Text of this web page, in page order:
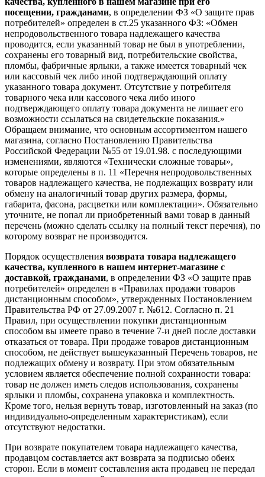
посещении, гражданами, в определении ФЗ «О защите прав
потребителей» определен в ст.25 указанного ФЗ: «Обмен
непродовольственного товара надлежащего качества
проводится, если указанный товар не был в употреблении,
сохранены его товарный вид, потребительские свойства,
пломбы, фабричные ярлыки, а также имеется товарный чек
или кассовый чек либо иной подтверждающий оплату
указанного товара документ. Отсутствие у потребителя
товарного чека или кассового чека либо иного
подтверждающего оплату товара документа не лишает его
возможности ссылаться на свидетельские показания.»
Обращаем внимание, что основным ассортиментом нашего
магазина, согласно Постановлению Правительства
Российской Федерации №55 от 19.01.98. с последующими
изменениями, являются «Технически сложные товары»,
которые определены в п. 11 «Перечня непродовольственных
товаров надлежащего качества, не подлежащих возврату или
обмену на аналогичный товар других размера, формы,
габарита, фасона, расцветки или комплектации». Обязательно
уточните, не попал ли приобретенный вами товар в данный
перечень (можно сделать ссылку на полный текст перечня), по
которому возврат не производится.
Порядок осуществления возврата товара надлежащего
качества, купленного в нашем интернет-магазине с
доставкой, гражданами, в определении ФЗ «О защите прав
потребителей» определен в «Правилах продажи товаров
дистанционным способом», утвержденных Постановлением
Правительства РФ от 27.09.2007 г. №612. Согласно п. 21
Правил, при осуществлении покупки дистанционным
способом вы имеете право в течение 7-и дней после доставки
отказаться от товара. При продаже товаров дистанционным
способом, не действует вышеуказанный Перечень товаров, не
подлежащих обмену и возврату. При этом обязательным
условием является обеспечение полной сохранности товара:
товар не должен иметь следов использования, сохранены
ярлыки и пломбы, сохранена упаковка и комплектность.
Кроме того, нельзя вернуть товар, изготовленный на заказ (по
индивидуально-определенным характеристикам), если
отсутствуют недостатки.
При возврате покупателем товара надлежащего качества,
продавцом составляется акт возврата за подписью обеих
сторон. Если в момент составления акта продавец не передал